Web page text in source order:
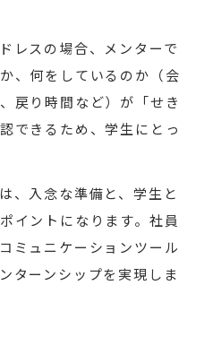
レスの場合、メンターで
、何をしているのか（会
戻り時間など）が「せき
できるため、学生にとっ
、入念な準備と、学生と
イントになります。社員
ミュニケーションツール
ターンシップを実現しま